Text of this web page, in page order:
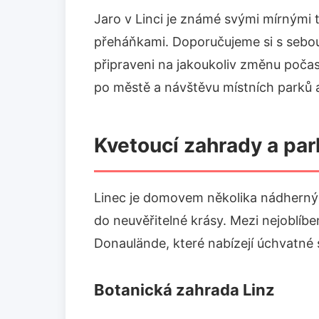
Jaro v Linci je známé svými
přeháňkami. Doporučujeme si s
připraveni na jakoukoliv změnu
po městě a návštěvu místních parků
Kvetoucí zahrady a
Linec je domovem několika
do neuvěřitelné krásy. Mezi
Donaulände, které nabízejí
Botanická zahrada Linz